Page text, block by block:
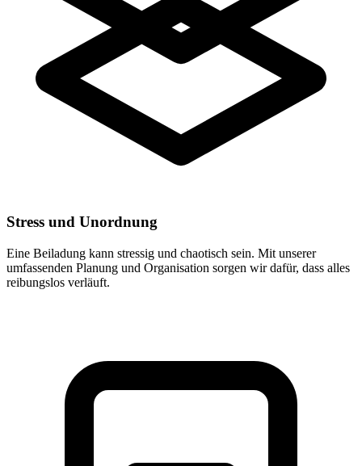
Stress und Unordnung
Eine Beiladung kann stressig und chaotisch sein. Mit unserer
umfassenden Planung und Organisation sorgen wir dafür, dass alles
reibungslos verläuft.